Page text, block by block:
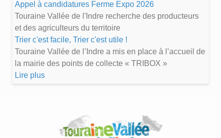
Appel à candidatures Ferme Expo 2026
Touraine Vallée de l'Indre recherche des producteurs
et des agriculteurs du territoire
Trier c'est facile, Trier c'est utile !
Touraine Vallée de l’Indre a mis en place à l’accueil de
la mairie des points de collecte « TRIBOX »
Lire plus